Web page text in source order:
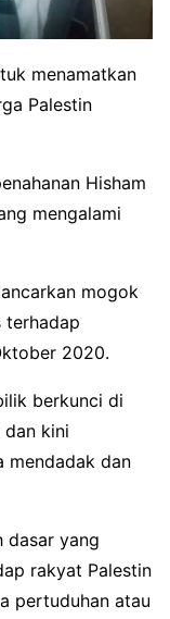
menamatkan
Palestin
Hisham
mengalami
mogok
terhadap
2020.
berkunci di
dan kini
mendadak dan
dasar yang
rakyat Palestin
pertuduhan atau